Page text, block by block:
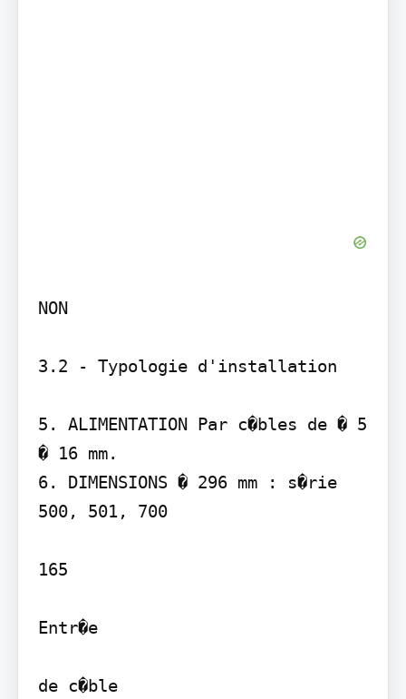
NON
3.2 - Typologie d'installation
5. ALIMENTATION Par c�bles de � 5
� 16 mm.
6. DIMENSIONS � 296 mm : s�rie
500, 501, 700
165
Entr�e
de c�ble